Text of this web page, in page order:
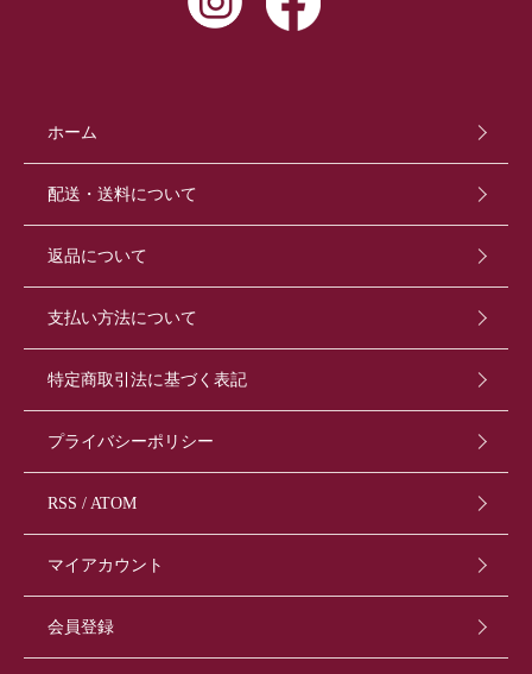
ホーム
配送・送料について
返品について
支払い方法について
特定商取引法に基づく表記
プライバシーポリシー
RSS / ATOM
マイアカウント
会員登録